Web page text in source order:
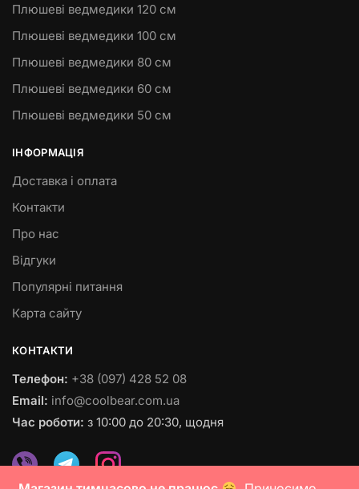
Плюшеві ведмедики 120 см
Плюшеві ведмедики 100 см
Плюшеві ведмедики 80 см
Плюшеві ведмедики 60 см
Плюшеві ведмедики 50 см
ІНФОРМАЦІЯ
Доставка і оплата
Контакти
Про нас
Відгуки
Популярні питання
Карта сайту
КОНТАКТИ
Телефон: +38 (097) 428 52 08
Email: info@coolbear.com.ua
Час роботи: з 10:00 до 20:30, щодня